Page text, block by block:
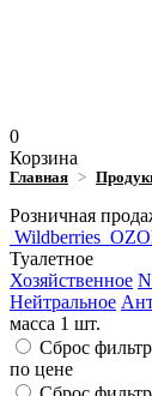
0
Корзина
Главная
Розничная
Wildberries
Туалетное
Хозяйственное
Нейтральное
масса 1 шт.
Сброс
по цене